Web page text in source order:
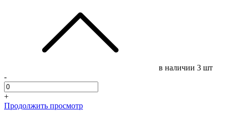
в наличии 3 шт
-
+
Продолжить просмотр